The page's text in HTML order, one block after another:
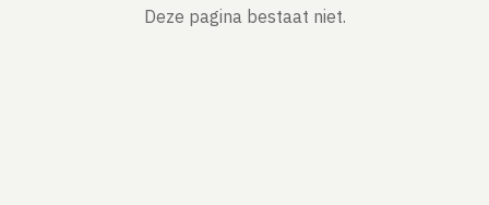
Deze pagina bestaat niet.